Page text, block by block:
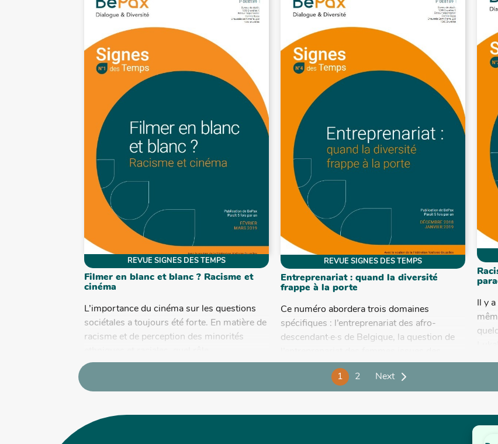
REVUE SIGNES DES TEMPS
Filmer en blanc et blanc ? Racisme et
cinéma
L’importance du cinéma sur les questions
sociétales a toujours été forte. En matière de
racisme et de perception des minorités
REVUE SIGNES DES TEMPS
Entreprenariat : quand la diversité
frappe à la porte
Ce numéro abordera trois domaines
spécifiques : l’entreprenariat des afro-
descendant·e·s de Belgique, la question de
Il y
1 2 Next